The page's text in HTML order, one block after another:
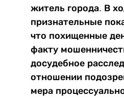
житель города. В
признательные
что похищенные
факту
досудебное
отношении
мера